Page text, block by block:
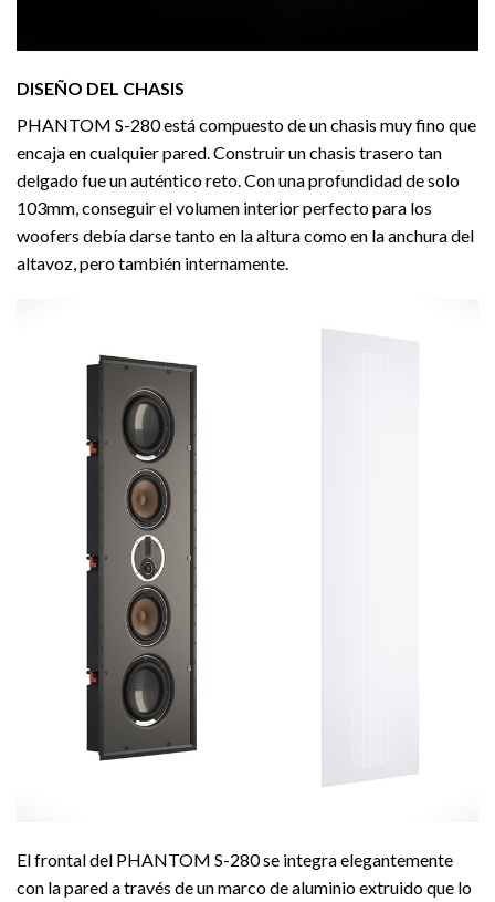
DISEÑO DEL CHASIS
PHANTOM S-280 está compuesto de un chasis muy fino que
encaja en cualquier pared. Construir un chasis trasero tan
delgado fue un auténtico reto. Con una profundidad de solo
103mm, conseguir el volumen interior perfecto para los
woofers debía darse tanto en la altura como en la anchura del
altavoz, pero también internamente.
El frontal del PHANTOM S-280 se integra elegantemente
con la pared a través de un marco de aluminio extruido que lo